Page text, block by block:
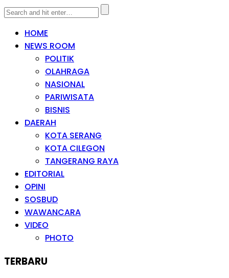
HOME
NEWS ROOM
POLITIK
OLAHRAGA
NASIONAL
PARIWISATA
BISNIS
DAERAH
KOTA SERANG
KOTA CILEGON
TANGERANG RAYA
EDITORIAL
OPINI
SOSBUD
WAWANCARA
VIDEO
PHOTO
TERBARU